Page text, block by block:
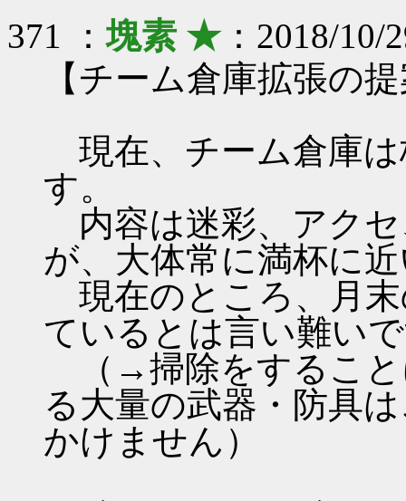
371 ：塊素 ★：2018/10/
【チーム倉庫拡張の
現在、チーム倉庫
す。
内容は迷彩、アク
が、大体常に満杯に
現在のところ、月
ているとは言い難い
（→掃除をすること
る大量の武器・防具
かけません）